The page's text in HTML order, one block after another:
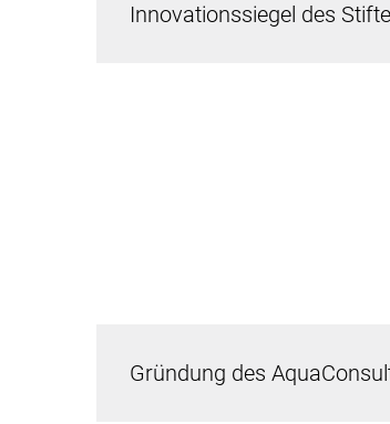
Innovationssiegel des
Gründung des